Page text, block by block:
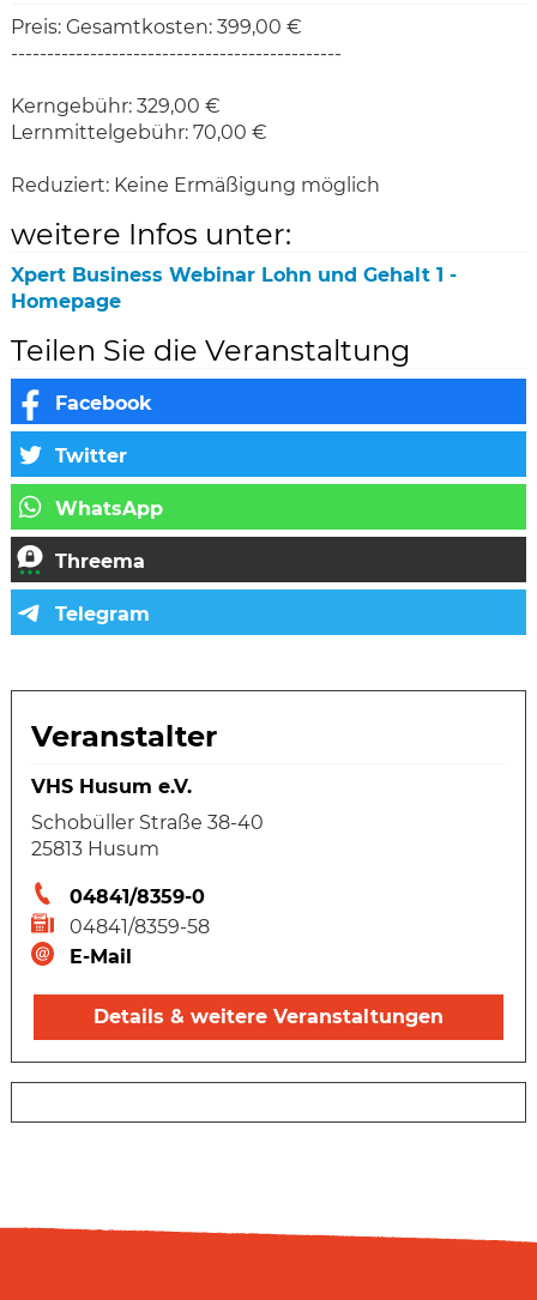
Preis: Gesamtkosten: 399,00 €
----------------------------------------------
Kerngebühr: 329,00 €
Lernmittelgebühr: 70,00 €
Reduziert: Keine Ermäßigung möglich
weitere Infos unter:
Xpert Business Webinar Lohn und Gehalt 1 -
Homepage
Teilen Sie die Veranstaltung
Veranstalter
VHS Husum e.V.
Schobüller Straße 38-40
25813 Husum
04841/8359-0
04841/8359-58
E-Mail
Details & weitere Veranstaltungen